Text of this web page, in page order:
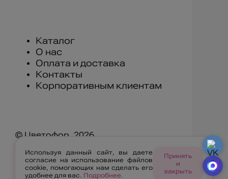
Каталог
О нас
Оплата и доставка
Контакты
Корпоративным клиентам
© Цветофор, 2026
г. Улан-Удэ, ул. Геологическая 11А
Используя данный сайт, вы даете
согласие на использование файлов
cookie, помогающих нам сделать его
удобнее для вас. Подробнее.
Принять
и
закрыть